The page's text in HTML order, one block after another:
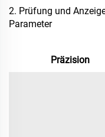
2. Prüfung und
Parameter
Präzision